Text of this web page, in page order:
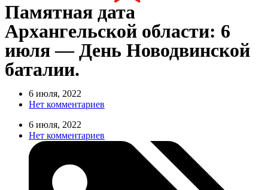
Памятная дата
Архангельской области: 6
июля — День Новодвинской
баталии.
6 июля, 2022
Нет комментариев
6 июля, 2022
Нет комментариев